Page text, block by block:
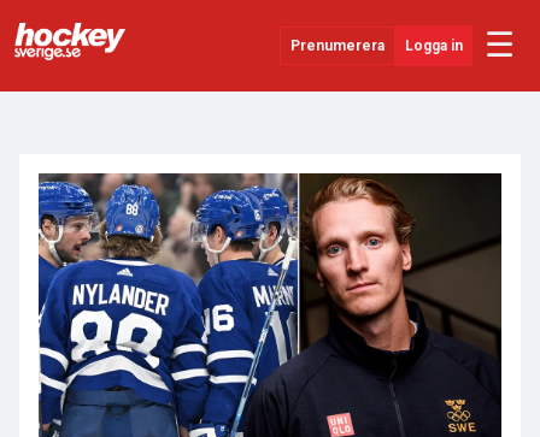
Prenumerera Logga in ☰
SHL
Evenemang
Övrigt